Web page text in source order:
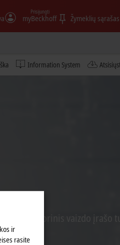
myBeckhoff
Prisijungti
Žymeklių sąrašas
Information System
išorinis vaizdo įrašo
ir
rasite